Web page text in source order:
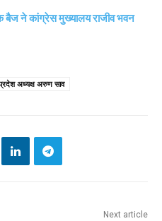
बैज ने कांग्रेस मुख्यालय राजीव भवन
अध्यक्ष अरुण साव
Next article